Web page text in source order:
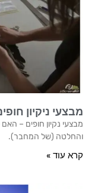
מבצעי ניקיון
מבצעי נקיון חופים –
והחלטה (של המחבר).
קרא עוד »